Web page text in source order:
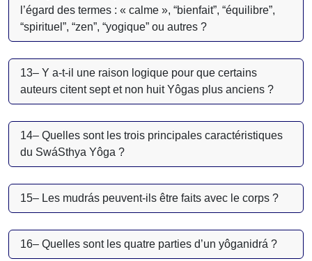
l’égard des termes : « calme », “bienfait”, “équilibre”,
“spirituel”, “zen”, “yogique” ou autres ?
13– Y a-t-il une raison logique pour que certains
auteurs citent sept et non huit Yôgas plus anciens ?
14– Quelles sont les trois principales caractéristiques
du SwáSthya Yôga ?
15– Les mudrás peuvent-ils être faits avec le corps ?
16– Quelles sont les quatre parties d’un yôganidrá ?